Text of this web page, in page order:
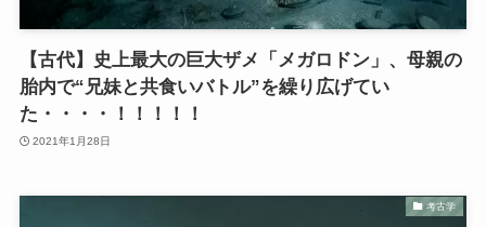
【古代】史上最大の巨大ザメ「メガロドン」、母親の
胎内で“兄妹と共食いバトル”を繰り広げてい
た・・・・！！！！！
2021年1月28日
考古学